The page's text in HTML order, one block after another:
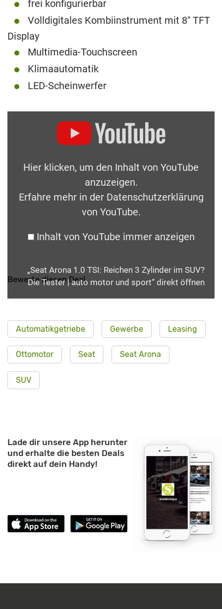
frei konfigurierbar
Volldigitales Kombiinstrument mit 8″ TFT
Display
Multimedia-Touchscreen
Klimaautomatik
LED-Scheinwerfer
Hier klicken, um den Inhalt von YouTube
anzuzeigen.
Erfahre mehr in der Datenschutzerklärung
von YouTube.
Inhalt von YouTube immer anzeigen
„Seat Arona 1.0 TSI: Reichen 3 Zylinder im SUV?
Die Tester | auto motor und sport“ direkt öffnen
Bewerte diesen Deal
Automatikgetriebe Gewerbe Leasing
Ottomotor Seat Seat Arona
SUV
Lade dir unsere App herunter
und erhalte die besten Deals
direkt auf dein Handy!